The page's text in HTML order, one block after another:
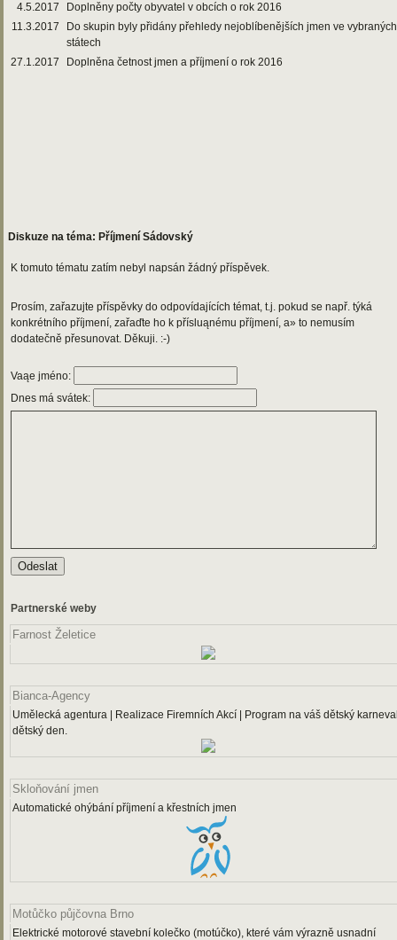
4.5.2017
Doplněny počty obyvatel v obcích o rok 2016
11.3.2017
Do skupin byly přidány přehledy nejoblíbenějších jmen ve vybraných
státech
27.1.2017
Doplněna četnost jmen a příjmení o rok 2016
Diskuze na téma: Příjmení Sádovský
K tomuto tématu zatím nebyl napsán žádný příspěvek.
Prosím, zařazujte příspěvky do odpovídajících témat, t.j. pokud se např. týká
konkrétního příjmení, zařaďte ho k přísluąnému příjmení, a» to nemusím
dodatečně přesunovat. Děkuji. :-)
Vaąe jméno:
Dnes má svátek:
Partnerské weby
Farnost Želetice
Bianca-Agency
Umělecká agentura | Realizace Firemních Akcí | Program na váš dětský
dětský den.
Skloňování jmen
Automatické ohýbání příjmení a křestních jmen
Motůčko půjčovna Brno
Elektrické motorové stavební kolečko (motúčko), které vám výrazně usnadní